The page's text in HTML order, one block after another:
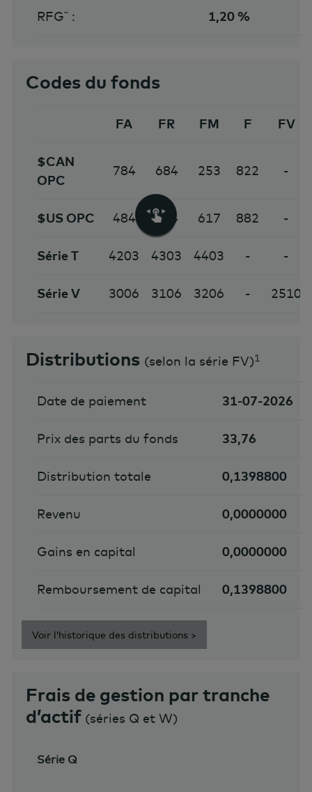
RFG˜ : 1,20 %
Codes du fonds
FA FR FM F FV
$CAN
OPC
784 684 253 822 -
$US OPC 484 584 617 882 -
Série T 4203 4303 4403 - -
Série V 3006 3106 3206 - 2510
Distributions (selon la série FV)1
Date de paiement 31-07-2026
Prix des parts du fonds 33,76
Distribution totale 0,1398800
Revenu 0,0000000
Gains en capital 0,0000000
Remboursement de capital 0,1398800
Voir l’historique des distributions >
Frais de gestion par tranche
d’actif (séries Q et W)
Série Q